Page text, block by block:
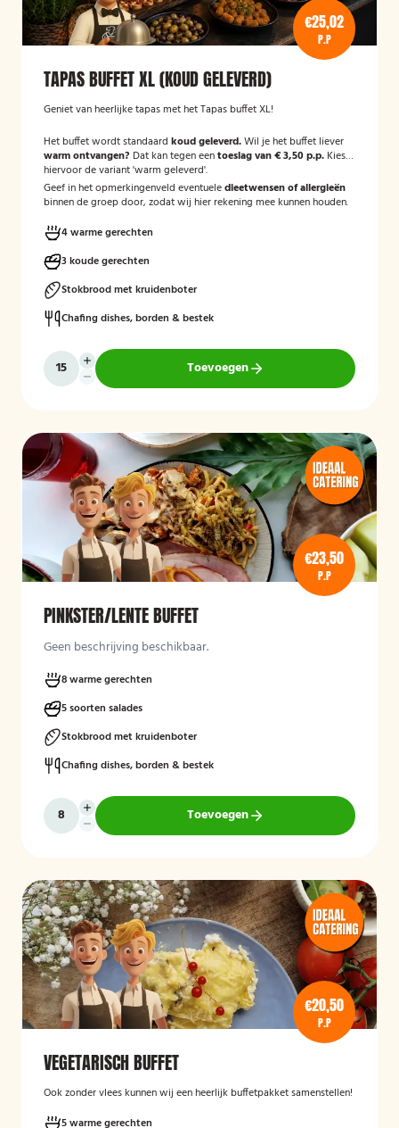
€25,02
P.P
TAPAS BUFFET XL (KOUD GELEVERD)
Geniet van heerlijke tapas met het Tapas buffet XL!
Het buffet wordt standaard koud geleverd.Wil je het buffet liever
warm ontvangen? Dat kan tegen eentoeslag van € 3,50 p.p. Kies
hiervoor de variant 'warm geleverd'.
Geef in het opmerkingenveld eventueledieetwensen of allergieën
binnen de groep door, zodat wij hier rekening mee kunnen houden.
4 warme gerechten
3 koude gerechten
Stokbrood met kruidenboter
Chafing dishes, borden & bestek
Toevoegen
€23,50
P.P
PINKSTER/LENTE BUFFET
Geen beschrijving beschikbaar.
8 warme gerechten
5 soorten salades
Stokbrood met kruidenboter
Chafing dishes, borden & bestek
Toevoegen
€20,50
P.P
VEGETARISCH BUFFET
Ook zonder vlees kunnen wij een heerlijk buffetpakket samenstellen!
5 warme gerechten